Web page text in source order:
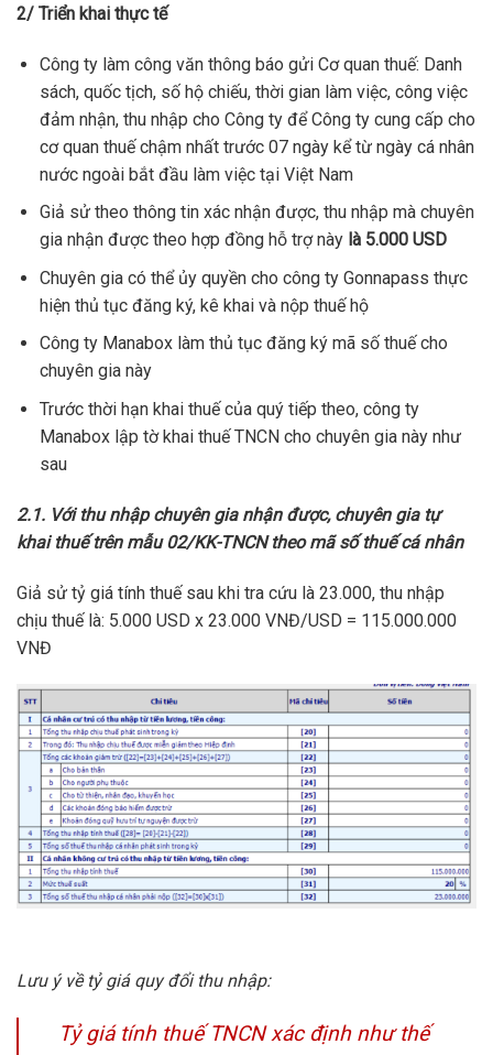
2/ Triển khai thực tế
Công ty làm công văn thông báo gửi Cơ quan thuế: Danh
sách, quốc tịch, số hộ chiếu, thời gian làm việc, công việc
đảm nhận, thu nhập cho Công ty để Công ty cung cấp cho
cơ quan thuế chậm nhất trước 07 ngày kể từ ngày cá nhân
nước ngoài bắt đầu làm việc tại Việt Nam
Giả sử theo thông tin xác nhận được, thu nhập mà chuyên
gia nhận được theo hợp đồng hỗ trợ này là 5.000 USD
Chuyên gia có thể ủy quyền cho công ty Gonnapass thực
hiện thủ tục đăng ký, kê khai và nộp thuế hộ
Công ty Manabox làm thủ tục đăng ký mã số thuế cho
chuyên gia này
Trước thời hạn khai thuế của quý tiếp theo, công ty
Manabox lập tờ khai thuế TNCN cho chuyên gia này như
sau
2.1. Với thu nhập chuyên gia nhận được, chuyên gia tự
khai thuế trên mẫu 02/KK-TNCN theo mã số thuế cá nhân
Giả sử tỷ giá tính thuế sau khi tra cứu là 23.000, thu nhập
chịu thuế là: 5.000 USD x 23.000 VNĐ/USD = 115.000.000
VNĐ
Lưu ý về tỷ giá quy đổi thu nhập:
Tỷ giá tính thuế TNCN xác định như thế